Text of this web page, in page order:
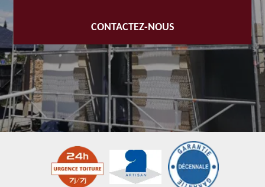
CONTACTEZ-NOUS